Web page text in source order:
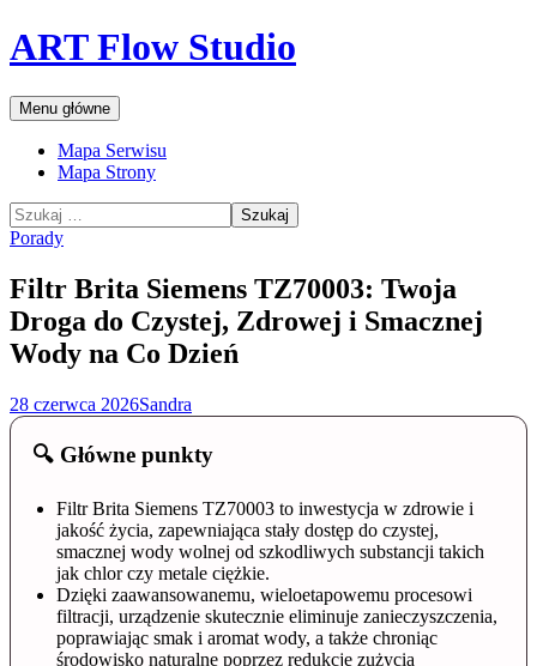
Przejdź
do
ART Flow Studio
Szukaj
Menu główne
Mapa Serwisu
Mapa Strony
Szukaj:
Porady
Filtr Brita Siemens TZ70003: Twoja
Droga do Czystej, Zdrowej i Smacznej
Wody na Co Dzień
28 czerwca 2026Sandra
🔍 Główne punkty
Filtr Brita Siemens TZ70003 to inwestycja w zdrowie i
jakość życia, zapewniająca stały dostęp do czystej,
smacznej wody wolnej od szkodliwych substancji takich
jak chlor czy metale ciężkie.
Dzięki zaawansowanemu, wieloetapowemu procesowi
filtracji, urządzenie skutecznie eliminuje zanieczyszczenia,
poprawiając smak i aromat wody, a także chroniąc
środowisko naturalne poprzez redukcję zużycia